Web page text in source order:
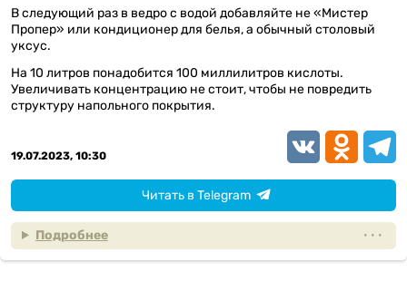
В следующий раз в ведро с водой добавляйте не «Мистер
Пропер» или кондиционер для белья, а обычный столовый
уксус.
На 10 литров понадобится 100 миллилитров кислоты.
Увеличивать концентрацию не стоит, чтобы не повредить
структуру напольного покрытия.
19.07.2023, 10:30
VK
Читать в Telegram
Подробнее